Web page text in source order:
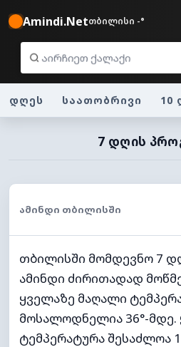
Amindi.Netთბილისი -°
დღეს საათობრივი 10
7 ᲓᲦᲘᲡ
ᲐᲛᲘᲜᲓᲘ ᲗᲑᲘᲚᲘᲡᲨᲘ
თბილისში მომდევნო 7
ამინდი ძირითადად
ყველაზე მაღალი
მოსალოდნელია 36°-
ტემპერატურა შესაძლოა